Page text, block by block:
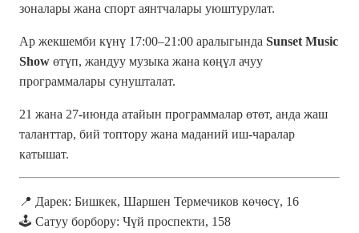
зоналары жана спорт аянтчалары уюштурулат.
Ар жекшемби күнү 17:00–21:00 аралыгында Sunset Music
Show өтүп, жандуу музыка жана көңүл ачуу
программалары сунушталат.
21 жана 27-июнда атайын программалар өтөт, анда жаш
таланттар, бий топтору жана маданий иш-чаралар
катышат.
📍 Дарек: Бишкек, Шаршен Термечиков көчөсү, 16
🕹️ Сатуу борбору: Чүй проспекти, 158